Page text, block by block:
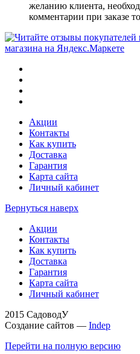
желанию клиента,
комментарии при заказе
Акции
Контакты
Как купить
Доставка
Гарантия
Карта сайта
Личный кабинет
Вернуться наверх
Акции
Контакты
Как купить
Доставка
Гарантия
Карта сайта
Личный кабинет
2015 СадоводУ
Создание сайтов — Indep
Перейти на полную версию